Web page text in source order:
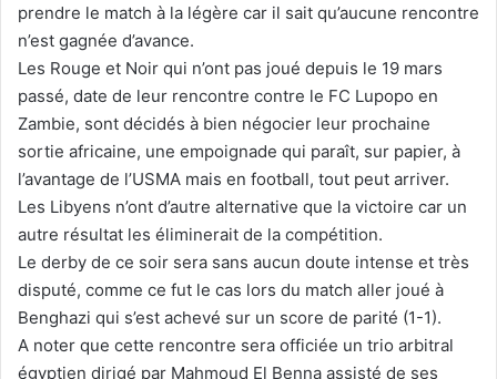
prendre le match à la légère car il sait qu’aucune rencontre
n’est gagnée d’avance.
Les Rouge et Noir qui n’ont pas joué depuis le 19 mars
passé, date de leur rencontre contre le FC Lupopo en
Zambie, sont décidés à bien négocier leur prochaine
sortie africaine, une empoignade qui paraît, sur papier, à
l’avantage de l’USMA mais en football, tout peut arriver.
Les Libyens n’ont d’autre alternative que la victoire car un
autre résultat les éliminerait de la compétition.
Le derby de ce soir sera sans aucun doute intense et très
disputé, comme ce fut le cas lors du match aller joué à
Benghazi qui s’est achevé sur un score de parité (1-1).
A noter que cette rencontre sera officiée un trio arbitral
égyptien dirigé par Mahmoud El Benna assisté de ses